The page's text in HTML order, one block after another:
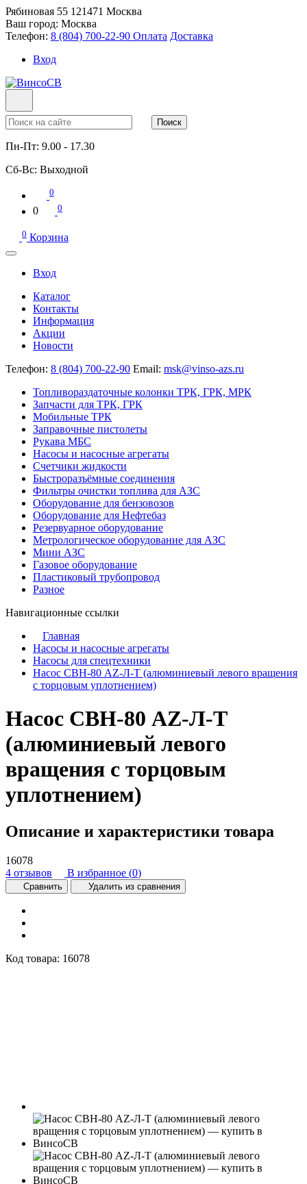
Рябиновая 55 121471 Москва
Ваш город: Москва
Телефон: 8 (804) 700-22-90 Оплата Доставка
Вход
Поиск
Пн-Пт: 9.00 - 17.30
Сб-Вс: Выходной
0
0 0
0 Корзина
Вход
Каталог
Контакты
Информация
Акции
Новости
Телефон: 8 (804) 700-22-90 Email: msk@vinso-azs.ru
Топливораздаточные колонки ТРК, ГРК, МРК
Запчасти для ТРК, ГРК
Мобильные ТРК
Заправочные пистолеты
Рукава МБС
Насосы и насосные агрегаты
Счетчики жидкости
Быстроразъёмные соединения
Фильтры очистки топлива для АЗС
Оборудование для бензовозов
Оборудование для Нефтебаз
Резервуарное оборудование
Метрологическое оборудование для АЗС
Мини АЗС
Газовое оборудование
Пластиковый трубопровод
Разное
Навигационные ссылки
Главная
Насосы и насосные агрегаты
Насосы для спецтехники
Насос СВН-80 AZ-Л-Т (алюминиевый левого вращения
с торцовым уплотнением)
Насос СВН-80 AZ-Л-Т
(алюминиевый левого
вращения с торцовым
уплотнением)
Описание и характеристики товара
16078
4 отзывов
В избранное (0)
Сравнить Удалить из сравнения
Код товара: 16078